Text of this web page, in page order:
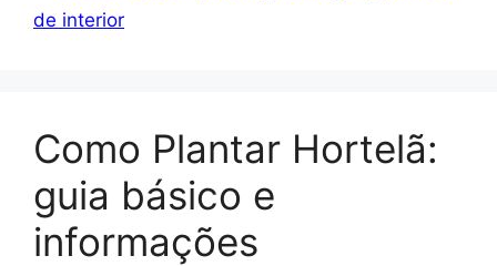
de interior
Como Plantar Hortelã:
guia básico e
informações